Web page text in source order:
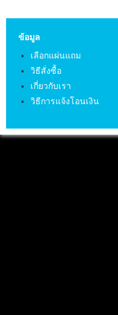
ข้อมูล
เลือกแผ่นแถม
วิธีสั่งซื้อ
เกี่ยวกับเรา
วิธีการแจ้งโอนเงิน